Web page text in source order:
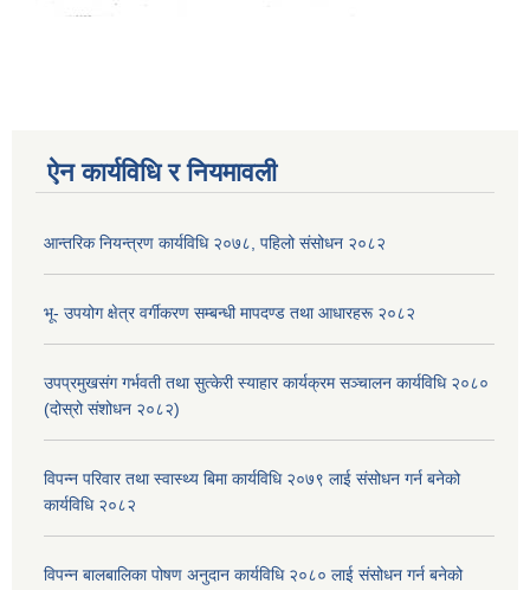
ऐन कार्यविधि र नियमावली
आन्तरिक नियन्त्रण कार्यविधि २०७८, पहिलो संसोधन २०८२
भू- उपयोग क्षेत्र वर्गीकरण सम्बन्धी मापदण्ड तथा आधारहरू २०८२
उपप्रमुखसंग गर्भवती तथा सुत्केरी स्याहार कार्यक्रम सञ्चालन कार्यविधि २०८०
(दोस्रो संशोधन २०८२)
विपन्न परिवार तथा स्वास्थ्य बिमा कार्यविधि २०७९ लाई संसोधन गर्न बनेको
कार्यविधि २०८२
विपन्न बालबालिका पोषण अनुदान कार्यविधि २०८० लाई संसोधन गर्न बनेको